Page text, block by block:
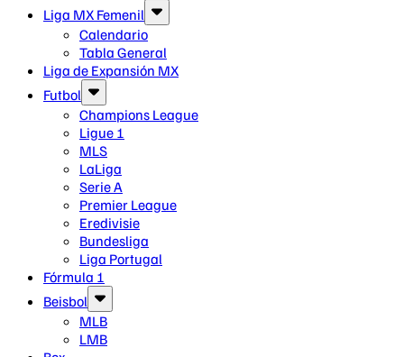
Liga MX Femenil
Calendario
Tabla General
Liga de Expansión MX
Futbol
Champions League
Ligue 1
MLS
LaLiga
Serie A
Premier League
Eredivisie
Bundesliga
Liga Portugal
Fórmula 1
Beisbol
MLB
LMB